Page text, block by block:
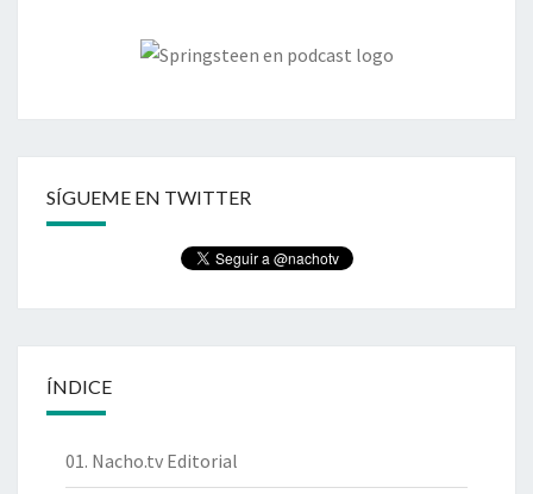
SÍGUEME EN TWITTER
ÍNDICE
01. Nacho.tv Editorial